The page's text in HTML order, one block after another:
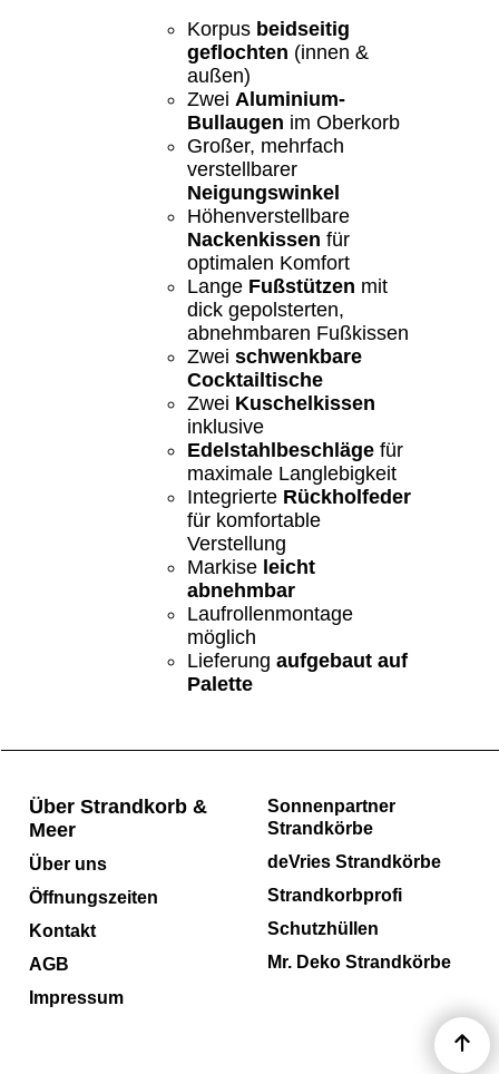
Korpus beidseitig
geflochten (innen &
außen)
Zwei Aluminium-
Bullaugen im Oberkorb
Großer, mehrfach
verstellbarer
Neigungswinkel
Höhenverstellbare
Nackenkissen für
optimalen Komfort
Lange Fußstützen mit
dick gepolsterten,
abnehmbaren Fußkissen
Zwei schwenkbare
Cocktailtische
Zwei Kuschelkissen
inklusive
Edelstahlbeschläge für
maximale Langlebigkeit
Integrierte Rückholfeder
für komfortable
Verstellung
Markise leicht
abnehmbar
Laufrollenmontage
möglich
Lieferung aufgebaut auf
Palette
Sonnenpartner
Strandkörbe
deVries Strandkörbe
Strandkorbprofi
Schutzhüllen
Mr. Deko Strandkörbe
Über Strandkorb &
Meer
Über uns
Öffnungszeiten
Kontakt
AGB
Impressum